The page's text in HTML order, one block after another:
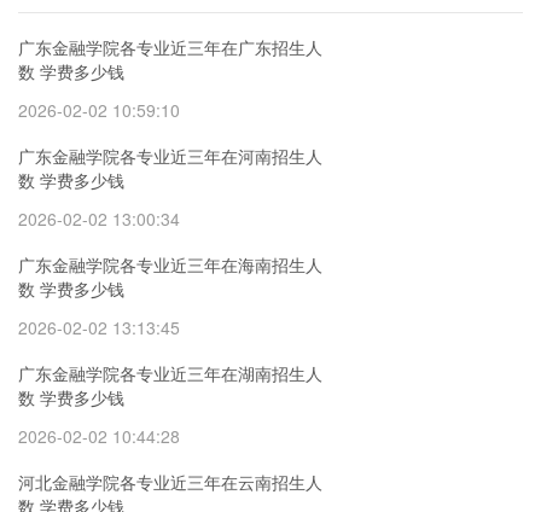
广东金融学院各专业近三年在广东招生人
数 学费多少钱
2026-02-02 10:59:10
广东金融学院各专业近三年在河南招生人
数 学费多少钱
2026-02-02 13:00:34
广东金融学院各专业近三年在海南招生人
数 学费多少钱
2026-02-02 13:13:45
广东金融学院各专业近三年在湖南招生人
数 学费多少钱
2026-02-02 10:44:28
河北金融学院各专业近三年在云南招生人
数 学费多少钱